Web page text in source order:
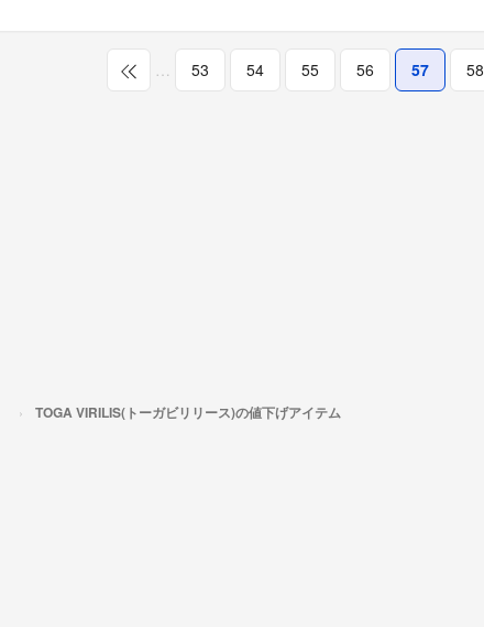
… 53 54 55 56 57 58
TOGA VIRILIS(トーガビリリース)の値下げアイテム